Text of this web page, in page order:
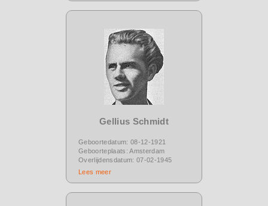
Gellius Schmidt
Geboortedatum: 08-12-1921
Geboorteplaats: Amsterdam
Overlijdensdatum: 07-02-1945
Lees meer